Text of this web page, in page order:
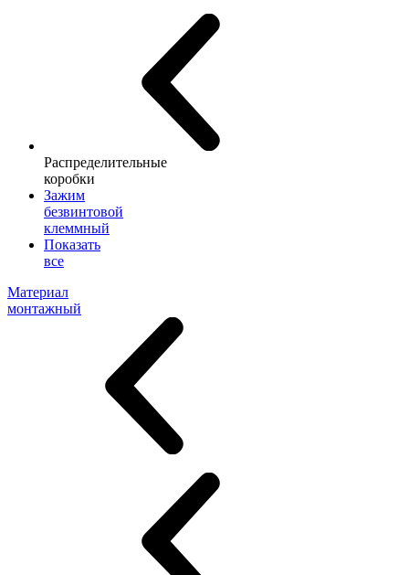
Распределительные
коробки
Зажим
безвинтовой
клеммный
Показать
все
Материал
монтажный